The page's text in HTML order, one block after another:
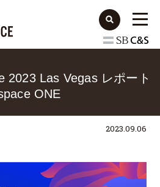
2023 Las Vegas レポート
ONE
2023.09.06